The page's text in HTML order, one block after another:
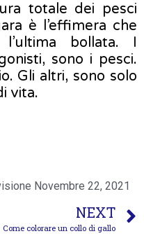
totale dei pesci
è l’effimera che
bollata. I
sono i pesci.
Gli altri, sono solo
vita.
Novembre 22, 2021
NEXT
Come colorare un collo di gallo